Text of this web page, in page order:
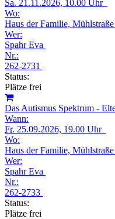
Sa. 21.11.2026, 10.00 Uhr
Wo:
Haus der Familie,
Wer:
Spahr Eva
Nr.:
262-2731
Status:
Plätze frei
Das Autismus Spektrum -
Wann:
Fr. 25.09.2026, 19.00 Uhr
Wo:
Haus der Familie,
Wer:
Spahr Eva
Nr.:
262-2733
Status:
Plätze frei